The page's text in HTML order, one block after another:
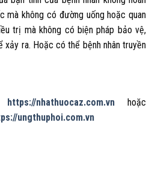
mà không có đường uống hoặc quan
trị mà không có biện pháp bảo vệ,
xảy ra. Hoặc có thể bệnh nhân truyền
https://nhathuocaz.com.vn hoặc
ungthuphoi.com.vn